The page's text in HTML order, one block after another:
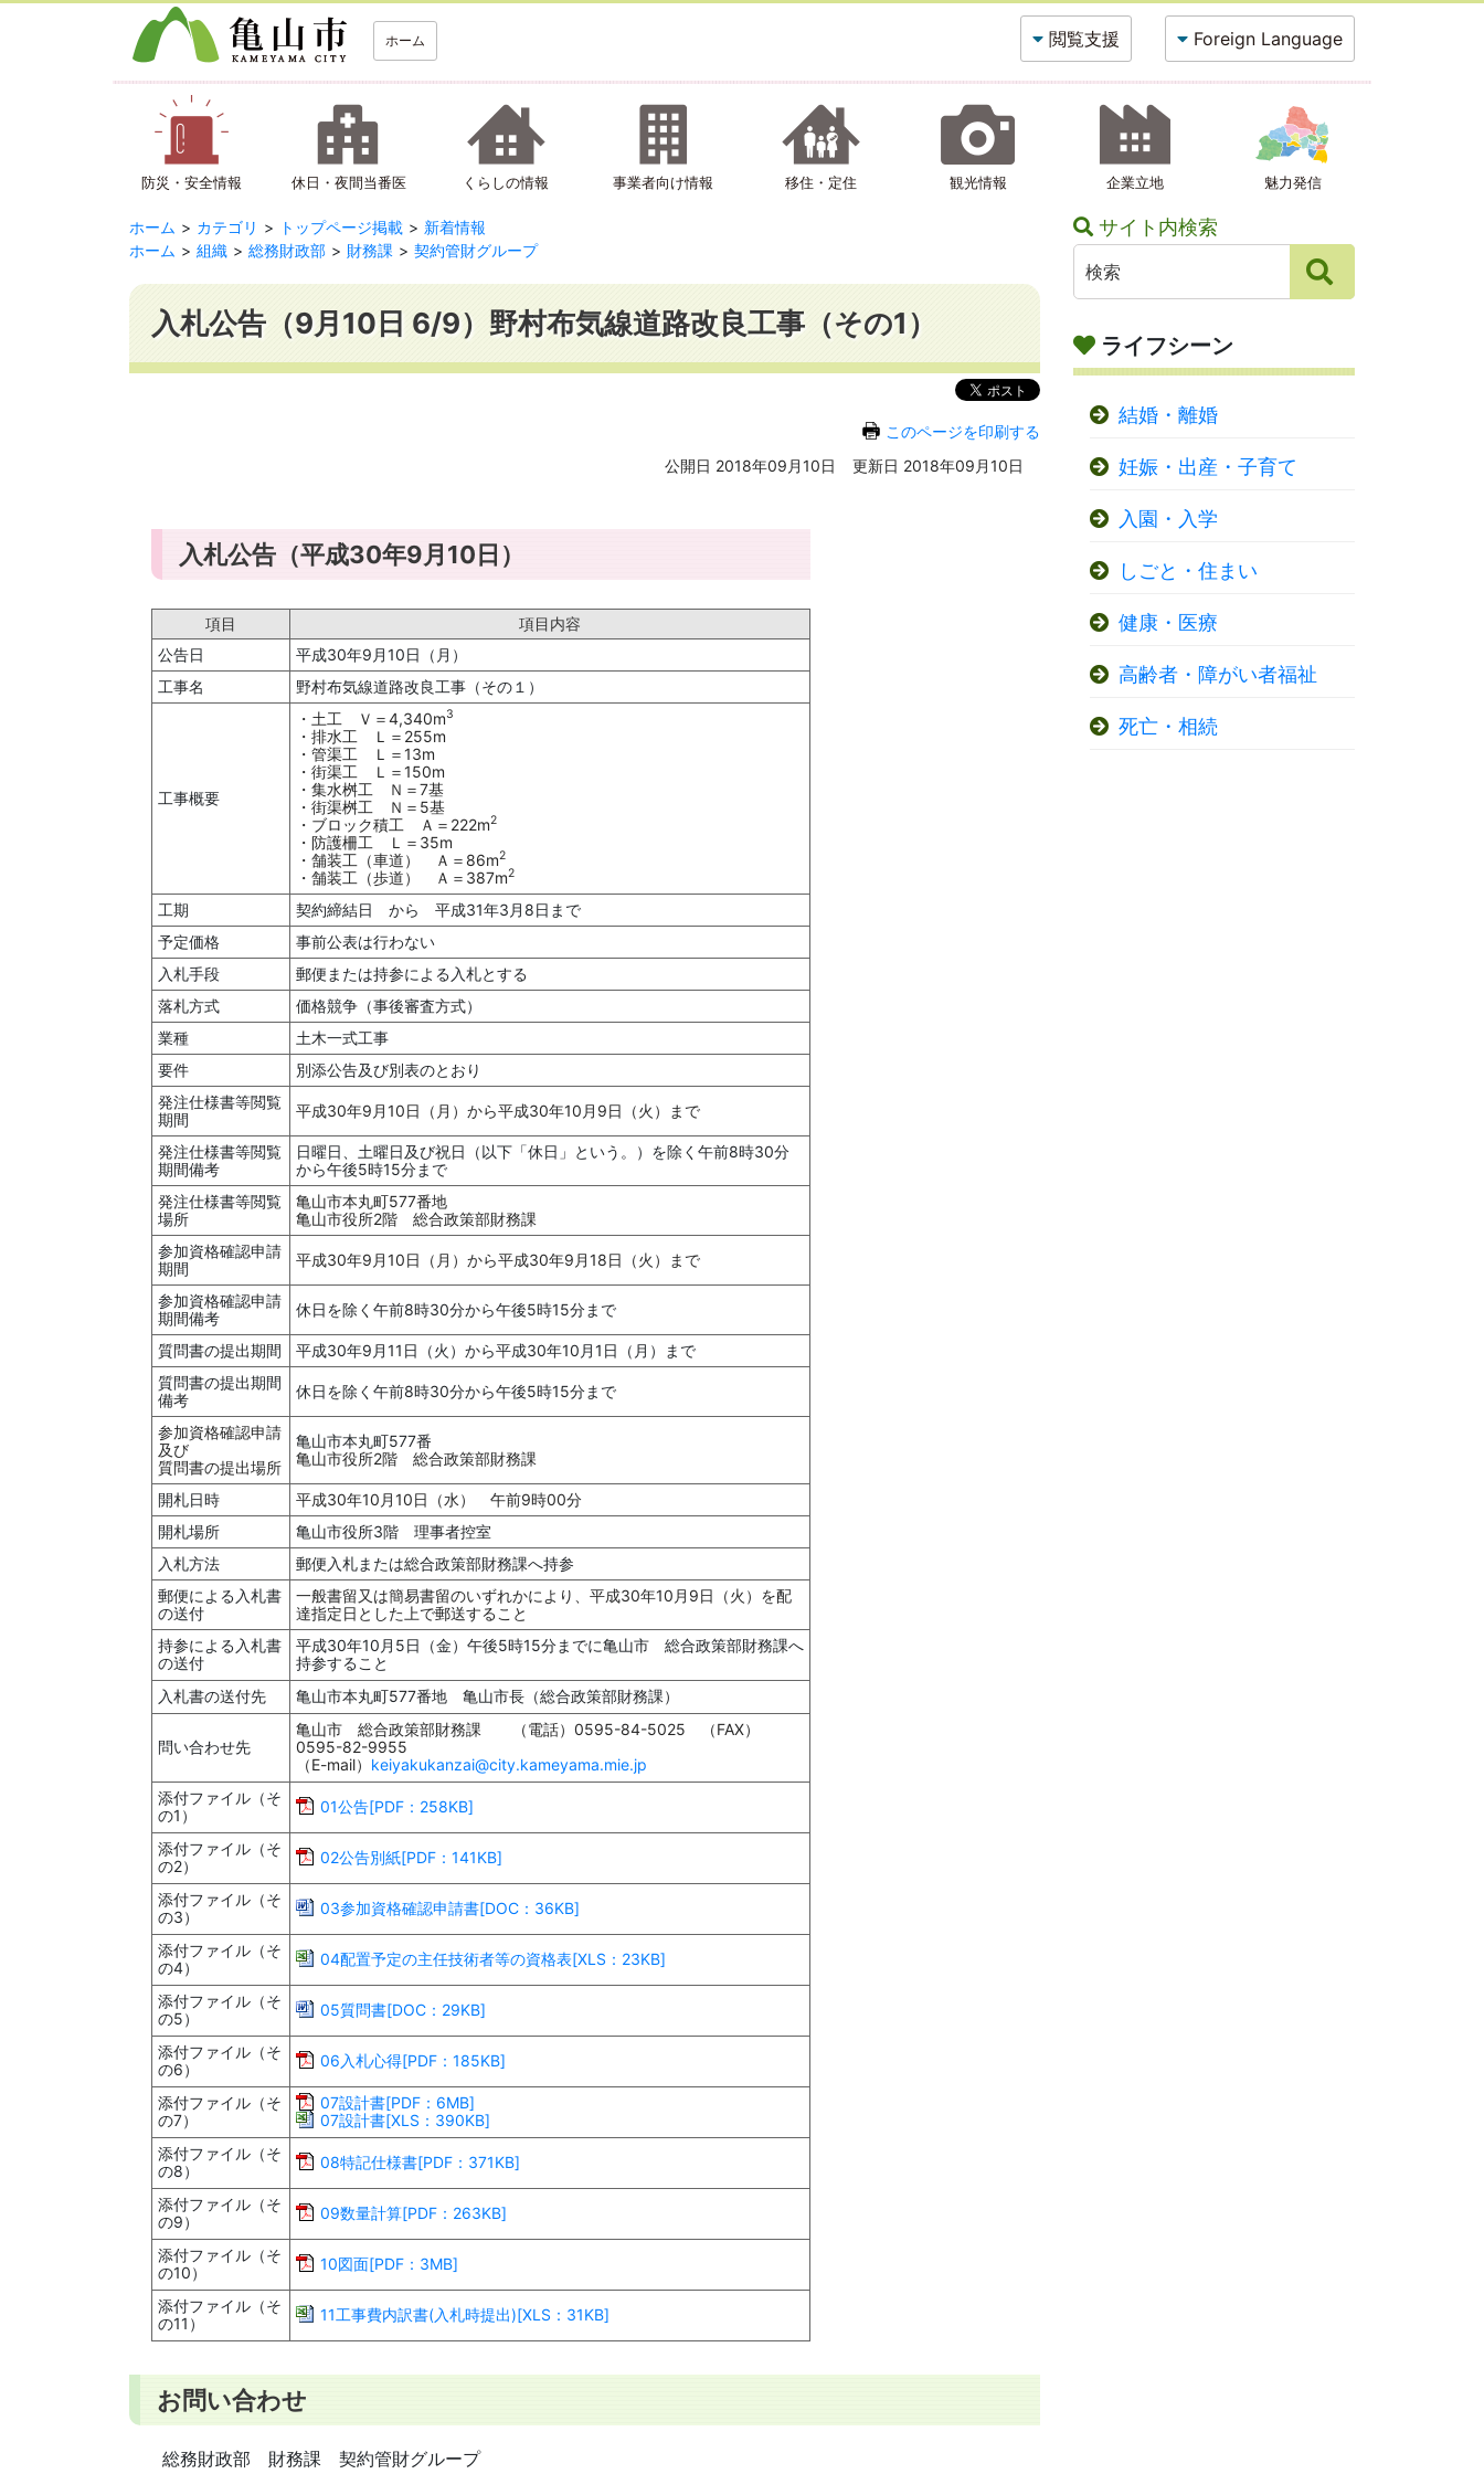
ホーム 閲覧支援 Foreign Language
防災・安全情報 休日・夜間当番医 くらしの情報 事業者向け情報 移住・定住 観光情報 企業立地 魅力発信
ホーム カテゴリ トップページ掲載
新着情報
ホーム
組織 総務財政部 財務課 契約管財グループ
入札公告（9月10日 6/9）野村布気線道路改良工事（その1）
このページを印刷する
公開日 2018年09月10日
更新日 2018年09月10日
入札公告（平成30年9月10日）
項目
項目内容
公告日
平成30年9月10日（月）
工事名
野村布気線道路改良工事（その１）
工事概要
・土工 Ｖ＝4,340m3
・排水工 Ｌ＝255m
・管渠工 Ｌ＝13m
・街渠工 Ｌ＝150m
・集水桝工 Ｎ＝7基
・街渠桝工 Ｎ＝5基
・ブロック積工 Ａ＝222m2
・防護柵工 Ｌ＝35m
・舗装工（車道） Ａ＝86m2
・舗装工（歩道） Ａ＝387m2
工期
契約締結日 から 平成31年3月8日まで
予定価格
事前公表は行わない
入札手段
郵便または持参による入札とする
落札方式
価格競争（事後審査方式）
業種
土木一式工事
要件
別添公告及び別表のとおり
発注仕様書等閲覧
期間
平成30年9月10日（月）から平成30年10月9日（火）まで
発注仕様書等閲覧
期間備考
日曜日、土曜日及び祝日（以下「休日」という。）を除く午前8時30分
から午後5時15分まで
発注仕様書等閲覧
場所
亀山市本丸町577番地
亀山市役所2階 総合政策部財務課
参加資格確認申請
期間
平成30年9月10日（月）から平成30年9月18日（火）まで
参加資格確認申請
期間備考
休日を除く午前8時30分から午後5時15分まで
質問書の提出期間
平成30年9月11日（火）から平成30年10月1日（月）まで
質問書の提出期間
備考
休日を除く午前8時30分から午後5時15分まで
参加資格確認申請
及び
質問書の提出場所
亀山市本丸町577番
亀山市役所2階 総合政策部財務課
開札日時
平成30年10月10日（水） 午前9時00分
開札場所
亀山市役所3階 理事者控室
入札方法
郵便入札または総合政策部財務課へ持参
郵便による入札書
の送付
一般書留又は簡易書留のいずれかにより、平成30年10月9日（火）を配
達指定日とした上で郵送すること
持参による入札書
の送付
平成30年10月5日（金）午後5時15分までに亀山市 総合政策部財務課へ
持参すること
入札書の送付先
亀山市本丸町577番地 亀山市長（総合政策部財務課）
問い合わせ先
亀山市 総合政策部財務課 （電話）0595-84-5025 （FAX）
0595-82-9955
（E-mail） keiyakukanzai@city.kameyama.mie.jp
添付ファイル（そ
の1）
01公告[PDF：258KB]
添付ファイル（そ
の2）
02公告別紙[PDF：141KB]
添付ファイル（そ
の3）
03参加資格確認申請書[DOC：36KB]
添付ファイル（そ
の4）
04配置予定の主任技術者等の資格表[XLS：23KB]
添付ファイル（そ
の5）
05質問書[DOC：29KB]
添付ファイル（そ
の6）
06入札心得[PDF：185KB]
添付ファイル（そ
の7）
07設計書[PDF：6MB]
07設計書[XLS：390KB]
添付ファイル（そ
の8）
08特記仕様書[PDF：371KB]
添付ファイル（そ
の9）
09数量計算[PDF：263KB]
添付ファイル（そ
の10）
10図面[PDF：3MB]
添付ファイル（そ
の11）
11工事費内訳書(入札時提出)[XLS：31KB]
お問い合わせ
総務財政部 財務課 契約管財グループ
サイト内検索
ライフシーン
結婚・離婚
妊娠・出産・子育て
入園・入学
しごと・住まい
健康・医療
高齢者・障がい者福祉
死亡・相続